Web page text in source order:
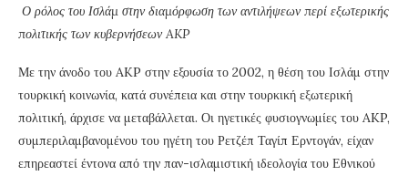
Ο ρόλος του Ισλάμ στην διαμόρφωση των αντιλήψεων περί εξωτερικής
πολιτικής των κυβερνήσεωνAKP
Με την άνοδο του AKP στην εξουσία το 2002, η θέση του Ισλάμ στην
τουρκική κοινωνία, κατά συνέπεια και στην τουρκική εξωτερική
πολιτική, άρχισε να μεταβάλλεται. Οι ηγετικές φυσιογνωμίες του AKP,
συμπεριλαμβανομένου του ηγέτη του Ρετζέπ Ταγίπ Ερντογάν, είχαν
επηρεαστεί έντονα από την παν-ισλαμιστική ιδεολογία του Εθνικού